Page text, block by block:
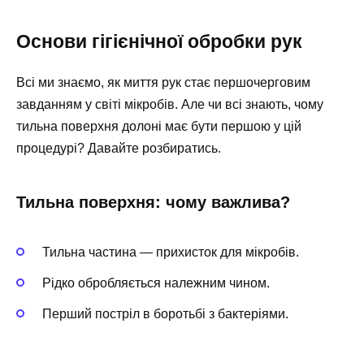
Основи гігієнічної обробки рук
Всі ми знаємо, як миття рук стає першочерговим
завданням у світі мікробів. Але чи всі знають, чому
тильна поверхня долоні має бути першою у цій
процедурі? Давайте розбиратись.
Тильна поверхня: чому важлива?
Тильна частина — прихисток для мікробів.
Рідко обробляється належним чином.
Перший постріл в боротьбі з бактеріями.